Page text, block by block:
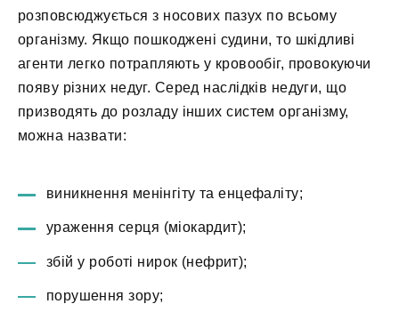
розповсюджується з носових пазух по всьому
організму. Якщо пошкоджені судини, то шкідливі
агенти легко потрапляють у кровообіг, провокуючи
появу різних недуг. Серед наслідків недуги, що
призводять до розладу інших систем організму,
можна назвати:
виникнення менінгіту та енцефаліту;
ураження серця (міокардит);
збій у роботі нирок (нефрит);
порушення зору;